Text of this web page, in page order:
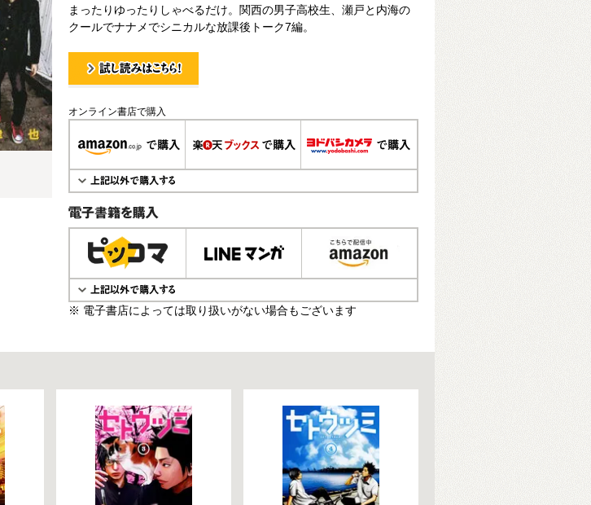
まったりゆったりしゃべるだけ。関西の男子高校生、瀬戸と内海の
クールでナナメでシニカルな放課後トーク7編。
オンライン書店で購入
電子書籍で購入
※ 電子書店によっては取り扱いがない場合もございます